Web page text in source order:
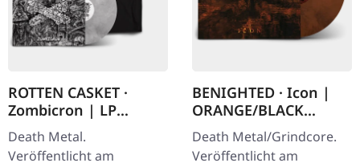
ROTTEN CASKET ·
Zombicron | LP
BUNDLE
Death Metal.
Veröffentlicht am
BENIGHTED · Icon |
ORANGE/BLACK
MARBLED LP
Death Metal/Grindcore.
Veröffentlicht am